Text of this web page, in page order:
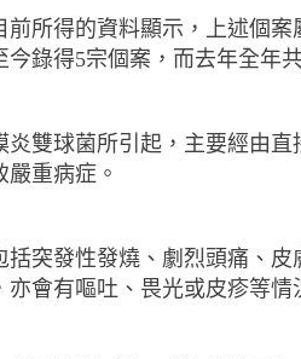
所得的資料顯示，上述個
今錄得5宗個案，而去年全年
炎雙球菌所引起，主要經由
重病症。
突發性發燒、劇烈頭痛、
會有嘔吐、畏光或皮疹等